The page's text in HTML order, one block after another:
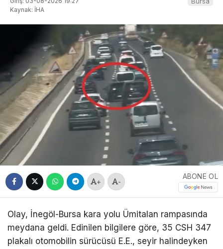
Kaynak: İHA
+ -
ABONE OL
Olay, İnegöl-Bursa kara yolu Ümitalan rampasında
meydana geldi. Edinilen bilgilere göre, 35 CSH 347
plakalı otomobilin sürücüsü E.E., seyir halindeyken